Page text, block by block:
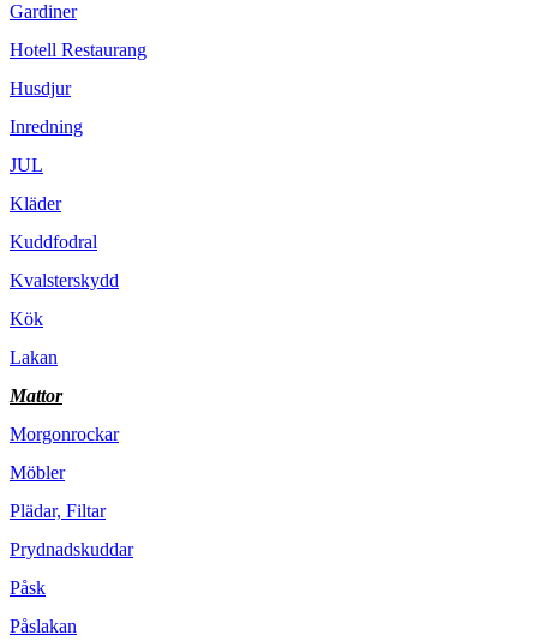
Gardiner
Hotell Restaurang
Husdjur
Inredning
JUL
Kläder
Kuddfodral
Kvalsterskydd
Kök
Lakan
Mattor
Morgonrockar
Möbler
Plädar, Filtar
Prydnadskuddar
Påsk
Påslakan